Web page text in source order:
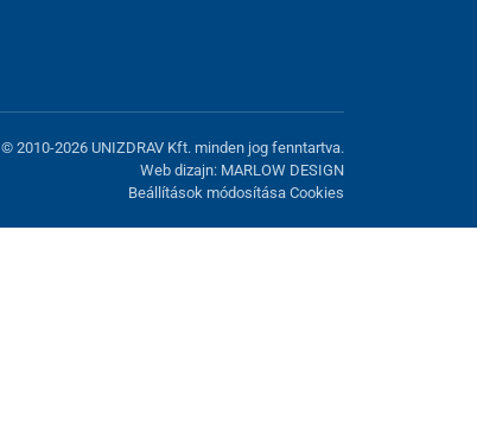
© 2010-2026 UNIZDRAV Kft. minden jog fenntartva.
Web dizajn: MARLOW DESIGN
Beállítások módosítása Cookies